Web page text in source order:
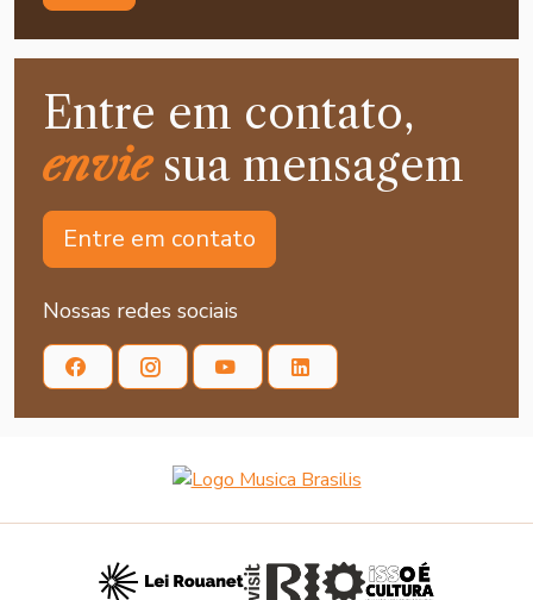
Entre em contato,
enviesua mensagem
Entre em contato
Nossas redes sociais